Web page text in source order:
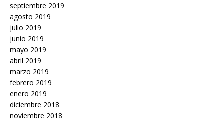
septiembre 2019
agosto 2019
julio 2019
junio 2019
mayo 2019
abril 2019
marzo 2019
febrero 2019
enero 2019
diciembre 2018
noviembre 2018